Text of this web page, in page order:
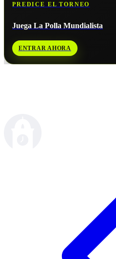
PREDICE EL TORNEO
Juega La Polla Mundialista
ENTRAR AHORA